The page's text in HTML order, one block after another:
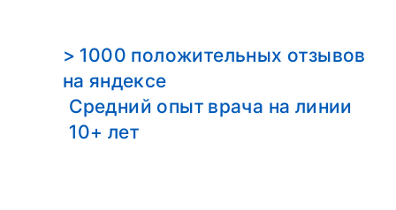
> 1000 положительных отзывов
на яндексе
Средний опыт врача на линии
10+ лет